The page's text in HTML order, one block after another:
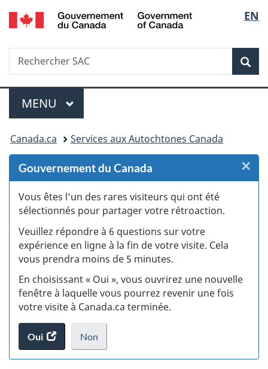
Passer
au
Passer
au
Passer
à
du
Passer
à
simplifiée
de
la
EN
Recherche
Rechercher
SAC
Menu
MENU PRINCIPAL
Vous
êtes
ici :
Canada.ca Services aux Autochtones Canada
Gouvernement du Canada
Vous êtes l’un des rares visiteurs qui ont été
sélectionnés pour partager votre rétroaction.
Veuillez répondre à 6 questions sur votre
expérience en ligne à la fin de votre visite. Cela
vous prendra moins de 5 minutes.
En choisissant « Oui », vous ouvrirez une nouvelle
fenêtre à laquelle vous pourrez revenir une fois
votre visite à Canada.ca terminée.
Oui
accéder
au
Non
je
.
×